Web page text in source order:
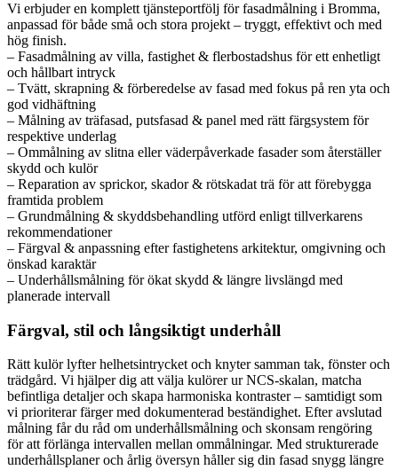
Vi erbjuder en komplett tjänsteportfölj för fasadmålning i Bromma,
anpassad för både små och stora projekt – tryggt, effektivt och med
hög finish.
– Fasadmålning av villa, fastighet & flerbostadshus för ett enhetligt
och hållbart intryck
– Tvätt, skrapning & förberedelse av fasad med fokus på ren yta och
god vidhäftning
– Målning av träfasad, putsfasad & panel med rätt färgsystem för
respektive underlag
– Ommålning av slitna eller väderpåverkade fasader som återställer
skydd och kulör
– Reparation av sprickor, skador & rötskadat trä för att förebygga
framtida problem
– Grundmålning & skyddsbehandling utförd enligt tillverkarens
rekommendationer
– Färgval & anpassning efter fastighetens arkitektur, omgivning och
önskad karaktär
– Underhållsmålning för ökat skydd & längre livslängd med
planerade intervall
Färgval, stil och långsiktigt underhåll
Rätt kulör lyfter helhetsintrycket och knyter samman tak, fönster och
trädgård. Vi hjälper dig att välja kulörer ur NCS-skalan, matcha
befintliga detaljer och skapa harmoniska kontraster – samtidigt som
vi prioriterar färger med dokumenterad beständighet. Efter avslutad
målning får du råd om underhållsmålning och skonsam rengöring
för att förlänga intervallen mellan ommålningar. Med strukturerade
underhållsplaner och årlig översyn håller sig din fasad snygg längre